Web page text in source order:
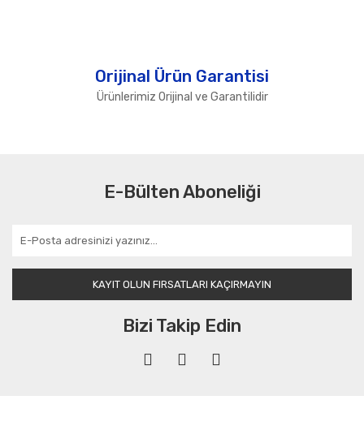
Orijinal Ürün Garantisi
Ürünlerimiz Orijinal ve Garantilidir
E-Bülten Aboneliği
KAYIT OLUN FIRSATLARI KAÇIRMAYIN
Bizi Takip Edin